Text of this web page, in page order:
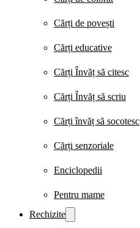
Cărți de povești
Cărți educative
Cărți Învăț să citesc
Cărți Învăț să scriu
Cărți învăț să socotesc
Cărți senzoriale
Enciclopedii
Pentru mame
Rechizite